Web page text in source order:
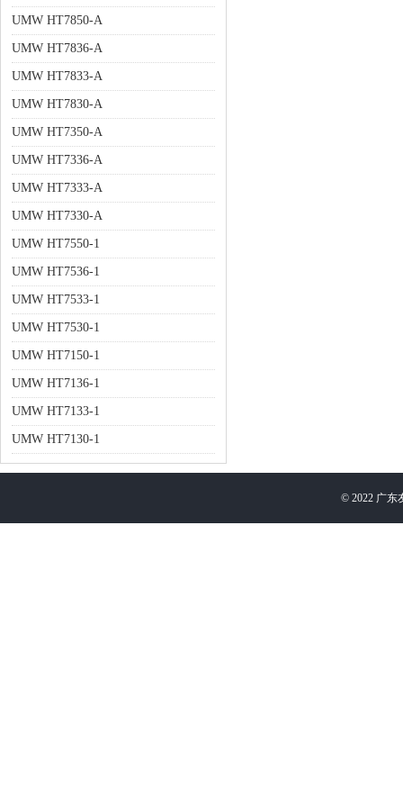
UMW HT7850-A
UMW HT7836-A
UMW HT7833-A
UMW HT7830-A
UMW HT7350-A
UMW HT7336-A
UMW HT7333-A
UMW HT7330-A
UMW HT7550-1
UMW HT7536-1
UMW HT7533-1
UMW HT7530-1
UMW HT7150-1
UMW HT7136-1
UMW HT7133-1
UMW HT7130-1
© 2022 广东